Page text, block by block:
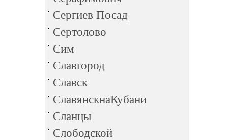
Сергиев Посад
Сертолово
Сим
Славгород
Славск
СлавянскнаКубани
Сланцы
Слободской